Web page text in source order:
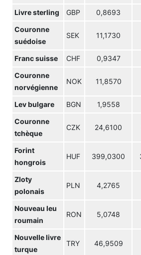
Livre sterling GBP 0,8693
Couronne
suédoise
SEK 11,1730
Franc suisse CHF 0,9347
Couronne
norvégienne
NOK 11,8570
Lev bulgare BGN 1,9558
Couronne
tchèque
CZK 24,6100
Forint
hongrois
HUF 399,0300
Zloty
polonais
PLN 4,2765
Nouveau leu
roumain
RON 5,0748
Nouvelle livre
turque
TRY 46,9509